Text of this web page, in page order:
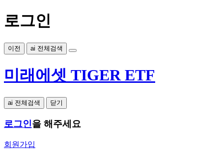
로그인
이전 ai 전체검색
미래에셋 TIGER ETF
ai 전체검색 닫기
로그인을 해주세요
회원가입